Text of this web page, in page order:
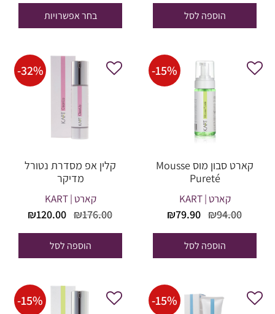
היה:
₪192.00.
הוספה לסל בחר אפשרויות
-15%
קארט סבון מוס Mousse
Pureté
קארט | KART
₪94.00
המחיר
היה:
₪94.00.
₪79.90
הוספה לסל
-32%
קלין אפ מסדרת נטורל
מדיקר
קארט | KART
₪176.00
המחיר
היה:
₪176.00.
₪120.00
הוספה לסל
-15%
-15%